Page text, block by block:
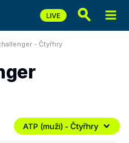
- Čtyřhry
ATP (muži) - Čtyřhry